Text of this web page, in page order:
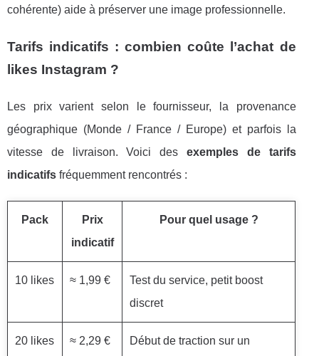
cohérente) aide à préserver une image professionnelle.
Tarifs indicatifs : combien coûte l’achat de
likes Instagram ?
Les prix varient selon le fournisseur, la provenance
géographique (Monde / France / Europe) et parfois la
vitesse de livraison. Voici des exemples de tarifs
indicatifs fréquemment rencontrés :
Pack
Prix
indicatif
Pour quel usage ?
10 likes ≈ 1,99 €
Test du service, petit boost
discret
20 likes ≈ 2,29 €
Début de traction sur un